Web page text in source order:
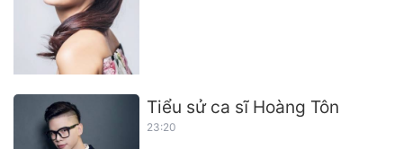
Tiểu sử ca sĩ Hoàng Tôn
23:20